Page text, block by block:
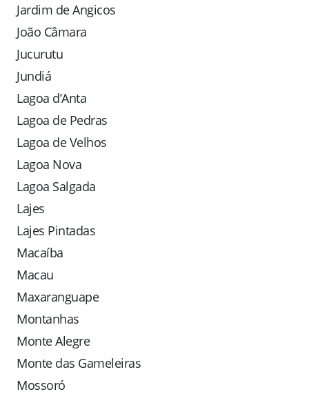
Jardim de Angicos
João Câmara
Jucurutu
Jundiá
Lagoa d’Anta
Lagoa de Pedras
Lagoa de Velhos
Lagoa Nova
Lagoa Salgada
Lajes
Lajes Pintadas
Macaíba
Macau
Maxaranguape
Montanhas
Monte Alegre
Monte das Gameleiras
Mossoró